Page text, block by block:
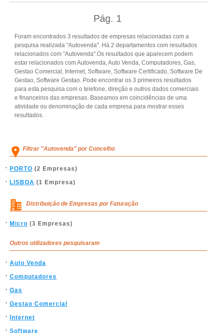
Pág. 1
Foram encontrados 3 resultados de empresas relacionadas com a
pesquisa realizada "Autovenda". Há 2 departamentos com resultados
relacionados com "Autovenda".Os resultados que aparecem podem
estar relacionados com Autovenda, Auto Venda, Computadores, Gas,
Gestao Comercial, Internet, Software, Software Certificado, Software De
Gestao, Software Gestao. Pode encontrar os 3 primeiros resultados
para esta pesquisa com o telefone, direção e outros dados comerciais
e financeiros das empresas. Baseamos em coincidências de uma
atividade ou denominação de cada empresa para mostrar esses
resultados.
Filtrar "Autovenda" por Concelho
PORTO (2 Empresas)
LISBOA (1 Empresa)
Distribuição de Empresas por Faturação
Micro (3 Empresas)
Outros utilizadores pesquisaram
Auto Venda
Computadores
Gas
Gestao Comercial
Internet
Software